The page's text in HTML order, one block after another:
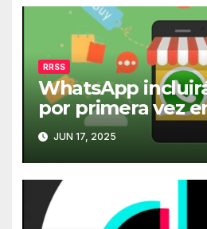
RRSS
WhatsApp
por primera vez
JUN 17, 2025